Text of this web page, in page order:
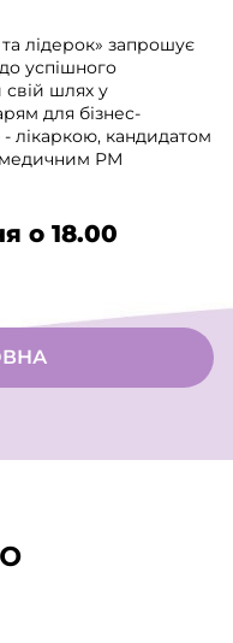
лідерок» запрошує
успішного
шлях у
для бізнес-
лікаркою, кандидатом
медичним РМ
о 18.00